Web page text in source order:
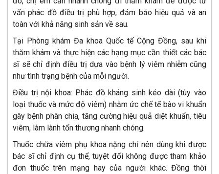
vấn phác đồ điều trị phù hợp, đảm bảo hiệu quả và an
toàn với khả năng sinh sản về sau.
Tại Phòng khám Đa khoa Quốc tế Cộng Đồng, sau khi
thăm khám và thực hiện các hạng mục cần thiết các bác
sĩ sẽ chỉ định điều trị dựa vào bệnh lý viêm nhiễm cũng
như tình trạng bệnh của mỗi người.
Điều trị nội khoa: Phác đồ kháng sinh kéo dài (tùy vào
loại thuốc và mức độ viêm) nhằm ức chế tế bào vi khuẩn
gây bệnh phân chia, tăng cường hiệu quả diệt khuẩn, tiêu
viêm, làm lành tổn thương nhanh chóng.
Thuốc chữa viêm phụ khoa nặng chỉ nên dùng khi được
bác sĩ chỉ định cụ thể, tuyệt đối không được tham khảo
đơn thuốc trên mạng hay của người khác. Đồng thời